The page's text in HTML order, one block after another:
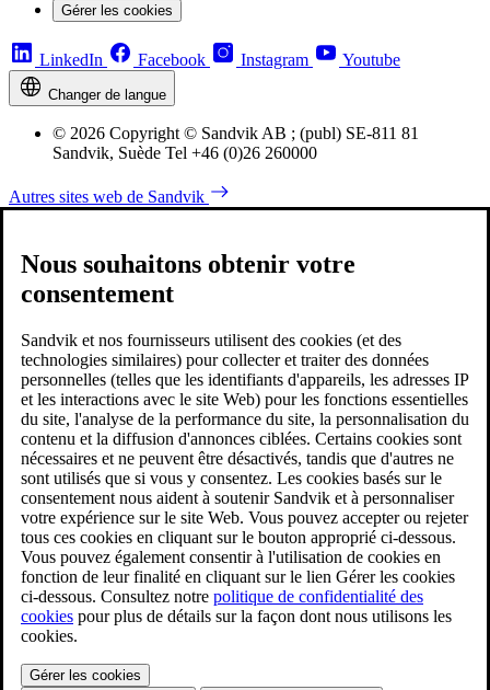
Gérer les cookies
LinkedIn Facebook Instagram Youtube
Changer de langue
© 2026 Copyright © Sandvik AB ; (publ) SE-811 81
Sandvik, Suède Tel +46 (0)26 260000
Autres sites web de Sandvik
Nous souhaitons obtenir votre
consentement
Sandvik et nos fournisseurs utilisent des cookies (et des
technologies similaires) pour collecter et traiter des données
personnelles (telles que les identifiants d'appareils, les adresses IP
et les interactions avec le site Web) pour les fonctions essentielles
du site, l'analyse de la performance du site, la personnalisation du
contenu et la diffusion d'annonces ciblées. Certains cookies sont
nécessaires et ne peuvent être désactivés, tandis que d'autres ne
sont utilisés que si vous y consentez. Les cookies basés sur le
consentement nous aident à soutenir Sandvik et à personnaliser
votre expérience sur le site Web. Vous pouvez accepter ou rejeter
tous ces cookies en cliquant sur le bouton approprié ci-dessous.
Vous pouvez également consentir à l'utilisation de cookies en
fonction de leur finalité en cliquant sur le lien Gérer les cookies
ci-dessous. Consultez notre politique de confidentialité des
cookies pour plus de détails sur la façon dont nous utilisons les
cookies.
Gérer les cookies